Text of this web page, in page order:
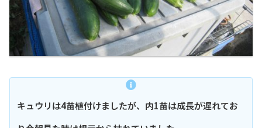
キュウリは4苗植付けましたが、内1苗は成長が遅れてお